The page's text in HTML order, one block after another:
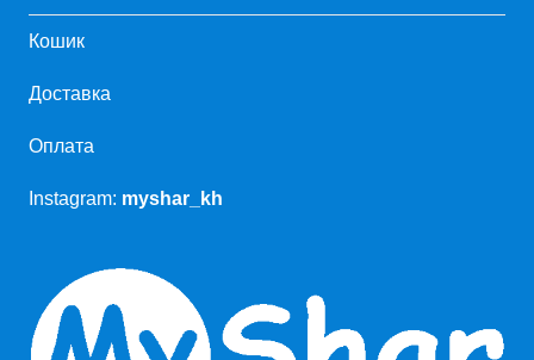
Кошик
Доставка
Оплата
Instagram: myshar_kh